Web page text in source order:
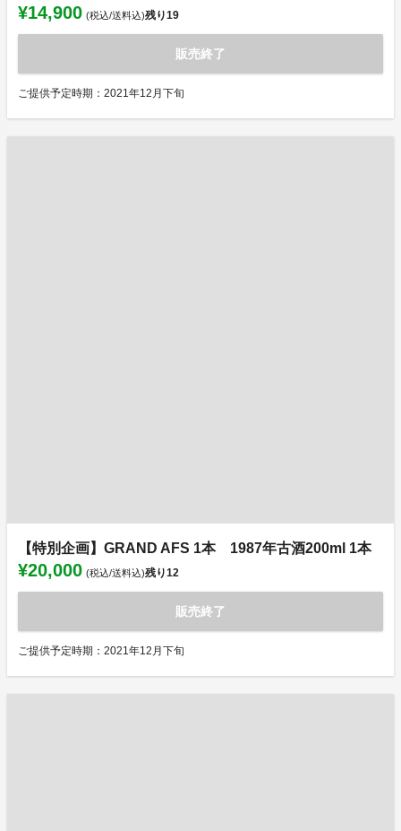
¥14,900 (税込/送料込)残り19
販売終了
ご提供予定時期：2021年12月下旬
【特別企画】GRAND AFS 1本 1987年古酒200ml 1本
¥20,000 (税込/送料込)残り12
販売終了
ご提供予定時期：2021年12月下旬